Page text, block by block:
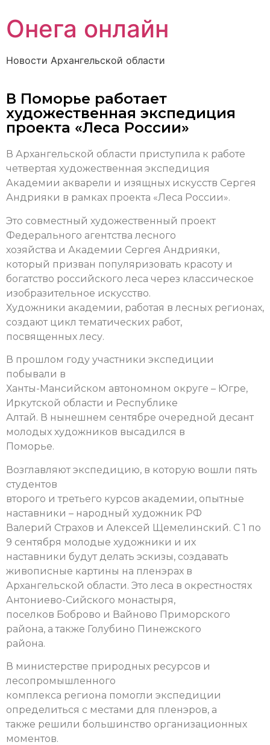
Онега онлайн
Новости Архангельской области
В Поморье работает
художественная экспедиция
проекта «Леса России»
В Архангельской области приступила к работе
четвертая художественная экспедиция
Академии акварели и изящных искусств Сергея
Андрияки в рамках проекта «Леса России».
Это совместный художественный проект
Федерального агентства лесного
хозяйства и Академии Сергея Андрияки,
который призван популяризовать красоту и
богатство российского леса через классическое
изобразительное искусство.
Художники академии, работая в лесных регионах,
создают цикл тематических работ,
посвященных лесу.
В прошлом году участники экспедиции
побывали в
Ханты-Мансийском автономном округе – Югре,
Иркутской области и Республике
Алтай. В нынешнем сентябре очередной десант
молодых художников высадился в
Поморье.
Возглавляют экспедицию, в которую вошли пять
студентов
второго и третьего курсов академии, опытные
наставники – народный художник РФ
Валерий Страхов и Алексей Щемелинский. С 1 по
9 сентября молодые художники и их
наставники будут делать эскизы, создавать
живописные картины на пленэрах в
Архангельской области. Это леса в окрестностях
Антониево-Сийского монастыря,
поселков Боброво и Вайново Приморского
района, а также Голубино Пинежского
района.
В министерстве природных ресурсов и
лесопромышленного
комплекса региона помогли экспедиции
определиться с местами для пленэров, а
также решили большинство организационных
моментов.